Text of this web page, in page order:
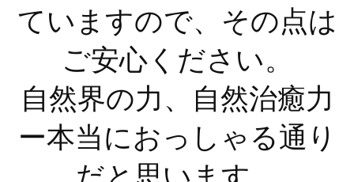
ていますので、その点は
ご安心ください。
自然界の力、自然治癒力
ー本当におっしゃる通り